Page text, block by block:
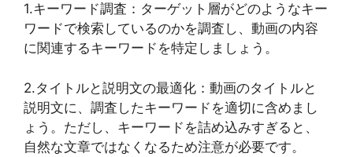
1.キーワード調査：ターゲット層がどのようなキー
ワードで検索しているのかを調査し、動画の内容
に関連するキーワードを特定しましょう。
2.タイトルと説明文の最適化：動画のタイトルと
説明文に、調査したキーワードを適切に含めまし
ょう。ただし、キーワードを詰め込みすぎると、
自然な文章ではなくなるため注意が必要です。